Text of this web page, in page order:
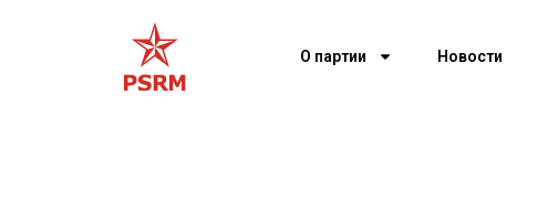
О партии Новости